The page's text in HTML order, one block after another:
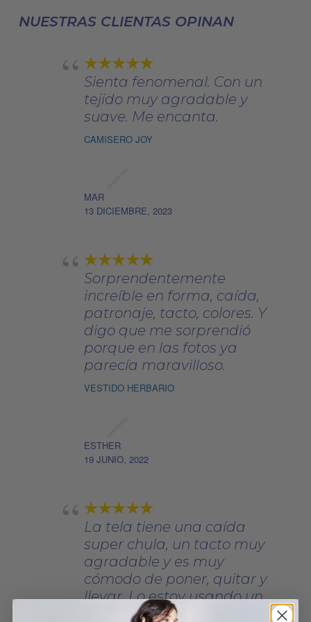
elegir
de
producto
NUESTRAS CLIENTAS OPINAN
Sienta fenomenal. Con un
tejido muy agradable y
suave. Me encanta.
CAMISERO JOY
MAR
13 DICIEMBRE, 2023
Sorprendentemente
increíble en forma, caída,
patronaje, tacto, colores. Y
digo que me sorprendió
porque en las fotos ya
parecía maravilloso.
VESTIDO HERBARIO
ESTHER
19 JUNIO, 2022
La tela tiene una caída
super chula, un tacto muy
agradable y es muy
cómodo de poner, quitar y
llevar. Lo estoy usando un
montón!. Lo recomiendo